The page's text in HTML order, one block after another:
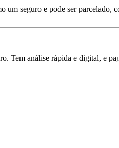
um seguro e pode ser parcelado,
Tem análise rápida e digital, e